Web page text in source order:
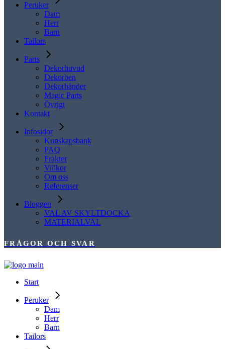
Peruker
Dam
Herr
Barn
Tailors
Parts
Dekorhuvud
Dekorben
Dekorhänder
Magic Parts
Övrigt
Kontakt
Infosidor
Kunskapsbank
FAQ
Frakter
Villkor
Om oss
Referenser
Bloggen
VAL AV SKYLTDOCKA
MATERIALVAL
FRÅGOR OCH SVAR
Start
Peruker
Dam
Herr
Barn
Tailors